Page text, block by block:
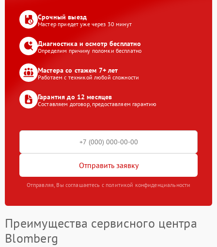
Срочный выезд
Мастер приедет уже через 30 минут
Диагностика и осмотр бесплатно
Определим причину поломки бесплатно
Мастера со стажем 7+ лет
Работаем с техникой любой сложности
Гарантия до 12 месяцев
Составляем договор, предоставляем гарантию
Отправить заявку
Отправляя, Вы соглашаетесь с политикой конфиденциальности
Преимущества сервисного центра
Blomberg